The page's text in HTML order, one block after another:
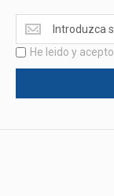
Ofertas
<br>Novedades
y
mucho
He leido y